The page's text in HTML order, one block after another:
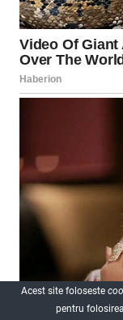
Acest site foloseste
pentru